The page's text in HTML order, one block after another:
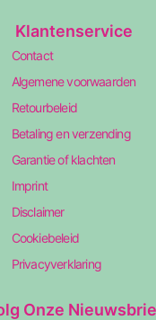
Klantenservice
Contact
Algemene voorwaarden
Retourbeleid
Betaling en verzending
Garantie of klachten
Imprint
Disclaimer
Cookiebeleid
Privacyverklaring
Onze